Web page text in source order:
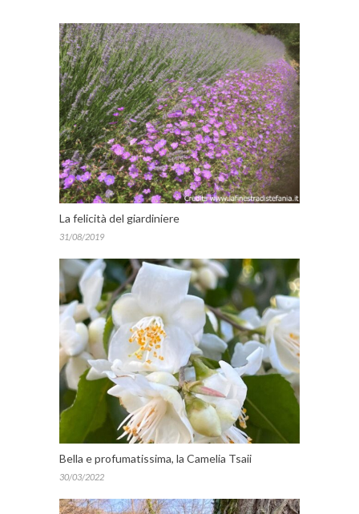
La felicità del giardiniere
31/08/2019
Bella e profumatissima, la Camelia Tsaii
30/03/2022